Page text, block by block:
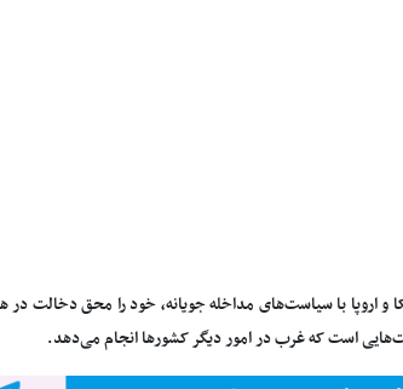
و اروپا با سیاست‌های مداخله جویانه، خود را محق دخالت در
است که غرب در امور دیگر کشورها انجام می‌دهد.